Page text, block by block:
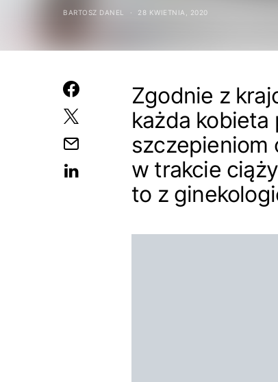
BARTOSZ DANEL 28 KWIETNIA, 2020
Zgodnie z
każda
szczepieniom
w trakcie
to z